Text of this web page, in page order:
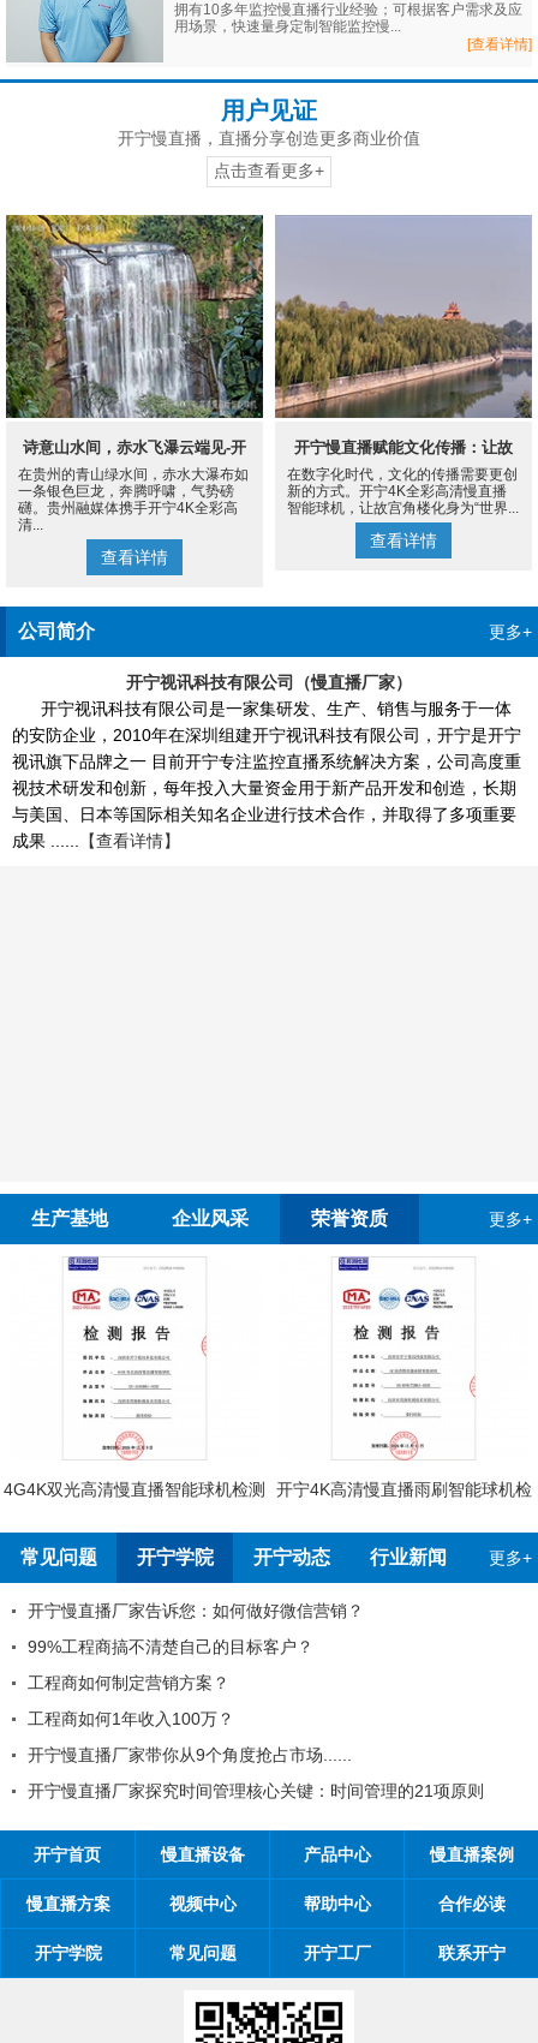
拥有10多年监控慢直播行业经验；可根据客户需求及应
用场景，快速量身定制智能监控慢...
[查看详情]
用户见证
开宁慢直播，直播分享创造更多商业价值
点击查看更多+
诗意山水间，赤水飞瀑云端见-开
宁4K慢直播摄像机
在贵州的青山绿水间，赤水大瀑布如
一条银色巨龙，奔腾呼啸，气势磅
礴。贵州融媒体携手开宁4K全彩高
清...
查看详情
开宁慢直播赋能文化传播：让故
宫角楼成为世界的文化客厅
在数字化时代，文化的传播需要更创
新的方式。开宁4K全彩高清慢直播
智能球机，让故宫角楼化身为“世界...
查看详情
公司简介 更多+
开宁视讯科技有限公司（慢直播厂家）
开宁视讯科技有限公司是一家集研发、生产、销售与服务于一体
的安防企业，2010年在深圳组建开宁视讯科技有限公司，开宁是开宁
视讯旗下品牌之一 目前开宁专注监控直播系统解决方案，公司高度重
视技术研发和创新，每年投入大量资金用于新产品开发和创造，长期
与美国、日本等国际相关知名企业进行技术合作，并取得了多项重要
成果 ......
【查看详情】
生产基地 企业风采 荣誉资质 更多+
4G4K双光高清慢直播智能球机检测
开宁4K高清慢直播雨刷智能球机检
常见问题 开宁学院 开宁动态 行业新闻 更多+
开宁慢直播厂家告诉您：如何做好微信营销？
99%工程商搞不清楚自己的目标客户？
工程商如何制定营销方案？
工程商如何1年收入100万？
开宁慢直播厂家带你从9个角度抢占市场......
开宁慢直播厂家探究时间管理核心关键：时间管理的21项原则
开宁首页 慢直播设备 产品中心 慢直播案例
慢直播方案 视频中心 帮助中心 合作必读
开宁学院 常见问题 开宁工厂 联系开宁